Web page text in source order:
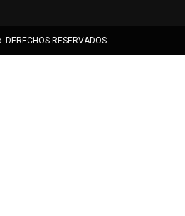
RESERVADOS.